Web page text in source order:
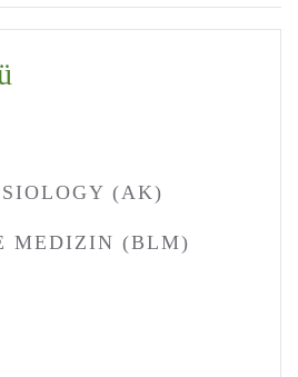
(AK)
MEDIZIN (BLM)